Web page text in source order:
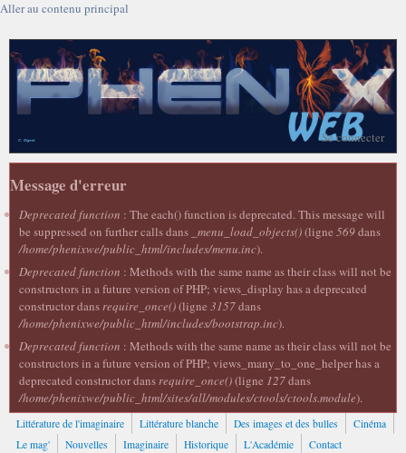
Aller au contenu principal
Se connecter
Message d'erreur
Deprecated function : The each() function is deprecated. This message will
be suppressed on further calls dans _menu_load_objects()(ligne 569dans
/home/phenixwe/public_html/includes/menu.inc).
Deprecated function : Methods with the same name as their class will not be
constructors in a future version of PHP; views_display has a deprecated
constructor dansrequire_once()(ligne 3157dans
/home/phenixwe/public_html/includes/bootstrap.inc).
Deprecated function : Methods with the same name as their class will not be
constructors in a future version of PHP; views_many_to_one_helper has a
deprecated constructor dansrequire_once()(ligne 127dans
/home/phenixwe/public_html/sites/all/modules/ctools/ctools.module).
Littérature de l'imaginaire Littérature blanche Des images et des bulles
Cinéma
Le mag'
Nouvelles Imaginaire Historique L'Académie Contact